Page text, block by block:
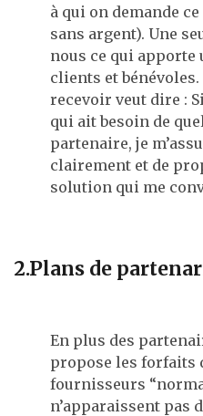
à qui on demande
sans argent). Une
nous ce qui
clients et
recevoir veut dire :
qui ait besoin de
partenaire, je
clairement et de
solution qui me
2.Plans de
En plus des
propose les forfaits
fournisseurs
n’apparaissent pas